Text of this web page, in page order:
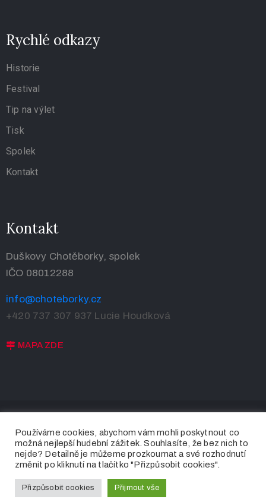
+420
732
info@choteborky.cz
Terms
of
Use
Rychlé odkazy
Historie
Festival
Tip na výlet
Tisk
Spolek
Kontakt
Kontakt
Duškovy Chotěborky, spolek
IČO 08012288
info@choteborky.cz
+420 737 307 937 Lucie Houdková
MAPA ZDE
Používáme cookies, abychom vám mohli poskytnout co
možná nejlepší hudební zážitek. Souhlasíte, že bez nich to
nejde? Detailně je můžeme prozkoumat a své rozhodnutí
změnit po kliknutí na tlačítko "Přizpůsobit cookies".
Přizpůsobit cookies Přijmout vše